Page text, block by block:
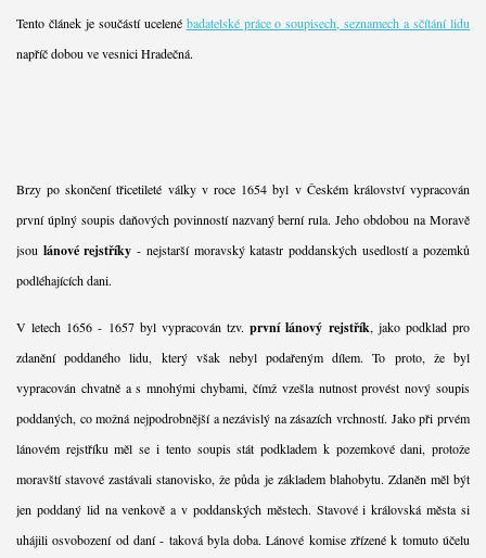
Tento článek je součástí ucelené badatelské práce o soupisech, seznamech a sčítání lidu
napříč dobou ve vesnici Hradečná.
Brzy po skončení třicetileté války v roce 1654 byl v Českém království vypracován
první úplný soupis daňových povinností nazvaný berní rula. Jeho obdobou na Moravě
jsou lánové rejstříky- nejstarší moravský katastr poddanských usedlostí a pozemků
podléhajících dani.
V letech 1656 - 1657 byl vypracován tzv. první lánový rejstřík, jako podklad pro
zdanění poddaného lidu, který však nebyl podařeným dílem. To proto, že byl
vypracován chvatně a s mnohými chybami, čímž vzešla nutnost provést nový soupis
poddaných, co možná nejpodrobnější a nezávislý na zásazích vrchností. Jako při prvém
lánovém rejstříku měl se i tento soupis stát podkladem k pozemkové dani, protože
moravští stavové zastávali stanovisko, že půda je základem blahobytu. Zdaněn měl být
jen poddaný lid na venkově a v poddanských městech. Stavové i královská města si
uhájili osvobození od daní - taková byla doba. Lánové komise zřízené k tomuto účelu